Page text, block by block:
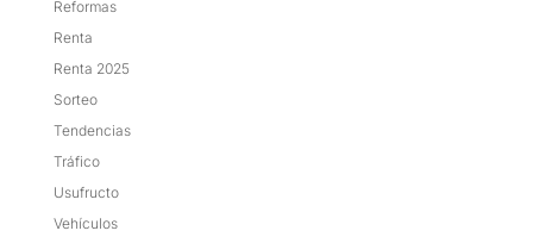
Reformas
Renta
Renta 2025
Sorteo
Tendencias
Tráfico
Usufructo
Vehículos